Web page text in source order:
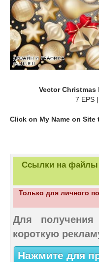
Vector
7 EPS
Click on My Name on Site
Ссылки на файлы
Только для личного
Для получения
короткую
Нажмите для